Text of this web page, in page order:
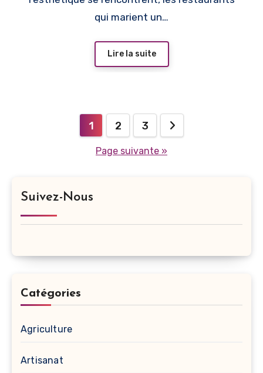
qui marient un…
Lire la suite
Pagination
1 2 3
Page suivante »
Suivez-Nous
Catégories
Agriculture
Artisanat